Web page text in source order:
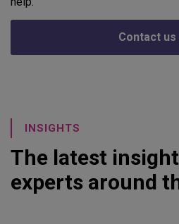
Contact us
INSIGHTS
The latest
experts around